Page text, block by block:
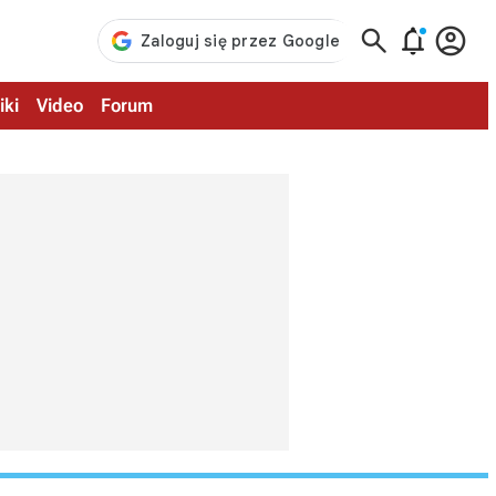
  
Video Forum